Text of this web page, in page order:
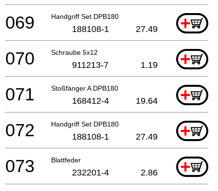
Handgriff Set DPB180 +
069 188108-1 27.49
Schraube 5x12 +
070 911213-7 1.19
Stoßfänger A DPB180 +
071 168412-4 19.64
Handgriff Set DPB180 +
072 188108-1 27.49
Blattfeder +
073 232201-4 2.86